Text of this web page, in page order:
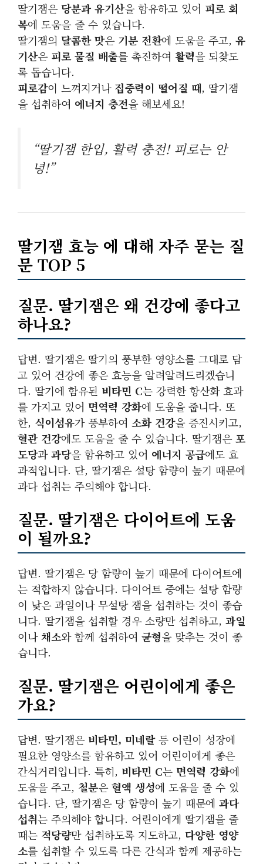
딸기잼은 당분과 유기산을 함유하고 있어 피로 회
복에 도움을 줄 수 있습니다.
딸기잼의 달콤한 맛은 기분 전환에 도움을 주고, 유
기산은 피로 물질 배출를 촉진하여 활력을 되찾도
록 돕습니다.
피로감이 느껴지거나 집중력이 떨어질 때, 딸기잼
을 섭취하여 에너지 충전을 해보세요!
“딸기잼 한입, 활력 충전! 피로는 안
녕!”
딸기잼 효능 에 대해 자주 묻는 질
문 TOP 5
질문. 딸기잼은 왜 건강에 좋다고
하나요?
답변. 딸기잼은 딸기의 풍부한 영양소를 그대로 담
고 있어 건강에 좋은 효능을 알려알려드리겠습니
다. 딸기에 함유된 비타민 C는 강력한 항산화 효과
를 가지고 있어 면역력 강화에 도움을 줍니다. 또
한, 식이섬유가 풍부하여 소화 건강을 증진시키고,
혈관 건강에도 도움을 줄 수 있습니다. 딸기잼은포
도당과과당을 함유하고 있어 에너지 공급에도 효
과적입니다. 단, 딸기잼은 설탕 함량이 높기 때문에
과다 섭취는 주의해야 합니다.
질문. 딸기잼은 다이어트에 도움
이 될까요?
답변. 딸기잼은 당 함량이 높기 때문에 다이어트에
는 적합하지 않습니다. 다이어트 중에는 설탕 함량
이 낮은 과일이나 무설탕 잼을 섭취하는 것이 좋습
니다. 딸기잼을 섭취할 경우 소량만 섭취하고, 과일
이나 채소와 함께 섭취하여 균형을 맞추는 것이 좋
습니다.
질문. 딸기잼은 어린이에게 좋은
가요?
답변. 딸기잼은 비타민, 미네랄등 어린이 성장에
필요한 영양소를 함유하고 있어 어린이에게 좋은
간식거리입니다. 특히, 비타민 C는 면역력 강화에
도움을 주고, 철분은혈액 생성에 도움을 줄 수 있
습니다. 단, 딸기잼은 당 함량이 높기 때문에 과다
섭취는 주의해야 합니다. 어린이에게 딸기잼을 줄
때는 적당량만 섭취하도록 지도하고, 다양한 영양
소를 섭취할 수 있도록 다른 간식과 함께 제공하는